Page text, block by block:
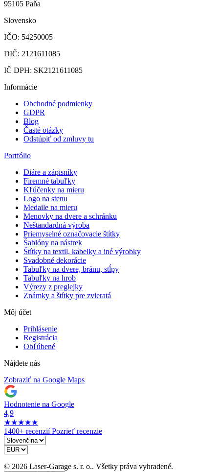
95105 Paňa
Slovensko
IČO: 54250005
DIČ: 2121611085
IČ DPH: SK2121611085
Informácie
Obchodné podmienky
GDPR
Blog
Časté otázky
Odstúpiť od zmluvy tu
Portfólio
Diáre a zápisníky
Firemné tabuľky
Kľúčenky na mieru
Logo na stenu
Medaile na mieru
Menovky na dvere a schránku
Neštandardná výroba
Priemyselné označovacie štítky
Šablóny na nástrek
Štítky na textil, kabelky a iné výrobky
Svadobné dekorácie
Tabuľky na dvere, bránu, stĺpy
Tabuľky na hrob
Výrezy z preglejky
Známky a štítky pre zvieratá
Môj účet
Prihlásenie
Registrácia
Obľúbené
Nájdete nás
Zobraziť na Google Maps
Hodnotenie na Google
4,9
★★★★★
1400+ recenzií Pozrieť recenzie
© 2026 Laser-Garage s. r. o.. Všetky práva vyhradené.